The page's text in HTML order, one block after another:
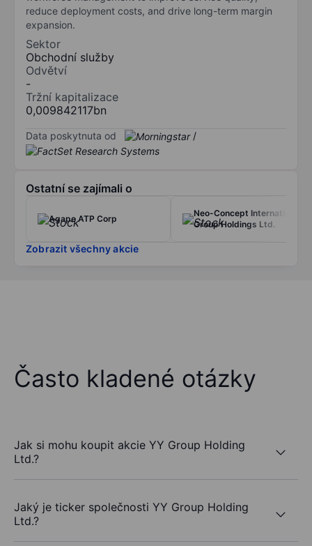
reduce deployment costs, and drive long-term margin
expansion.
Sektor
Obchodní služby
Odvětví
-
Tržní kapitalizace
0,009842117bn
Data poskytnuta od /
Ostatní se zajímali o
Agape ATP Corp
Neo-Concept International
Group Holdings Ltd.
Zobrazit všechny akcie
Často kladené otázky
Jak si mohu koupit akcie YY Group Holding
Ltd.?
Jaký je ticker společnosti YY Group Holding
Ltd.?